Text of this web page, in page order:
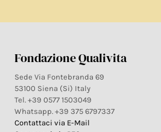
Fondazione Qualivita
Sede Via Fontebranda 69
53100 Siena (Si) Italy
Tel. +39 0577 1503049
Whatsapp. +39 375 6797337
Contattaci via E-Mail